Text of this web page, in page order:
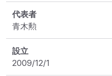
代表者
青木勲
設立
2009/12/1